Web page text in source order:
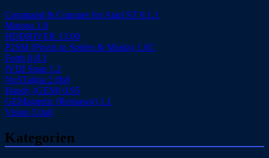
Command & Conquer for Atari ST 0.1.1
Motosu 1.0
HDDRIVER 13.00
P2SM (Pixels to Sprites & Masks) 1.6C
Forth 0.8.3
fVDI Snap 1.2
NoSTalgia 2.0b8
Handy (GEM) 0.95
GEMagnetic (Respawn) 1.1
Vision 5.0a0
Kategorien